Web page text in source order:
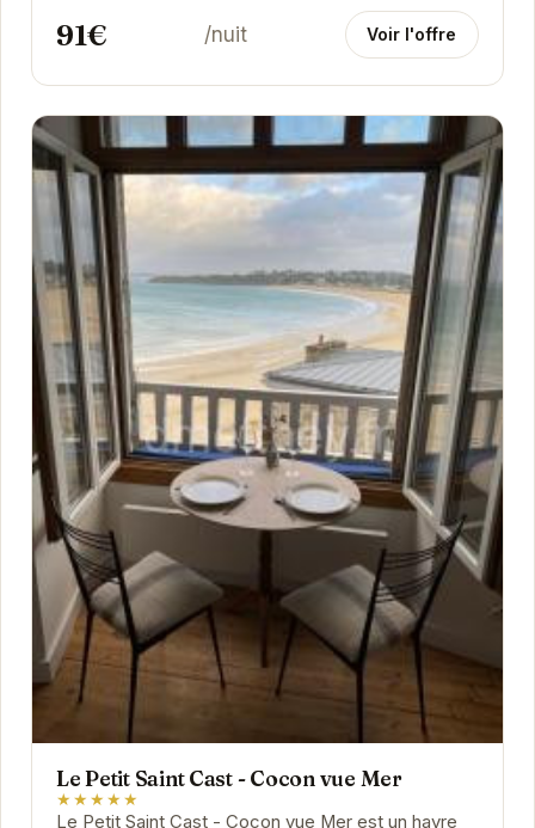
91€ /nuit Voir l'offre
Le Petit Saint Cast - Cocon vue Mer
★★★★★
Le Petit Saint Cast - Cocon vue Mer est un havre